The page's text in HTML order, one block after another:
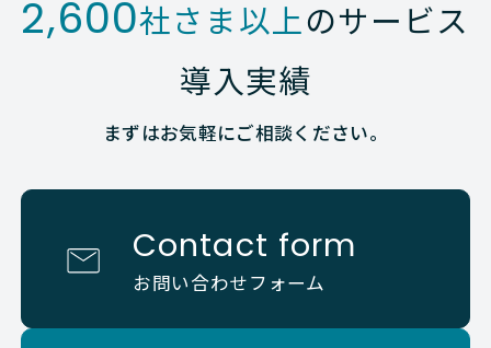
2,600社さま以上のサービス
導入実績
まずはお気軽にご相談ください。
Contact form
お問い合わせフォーム